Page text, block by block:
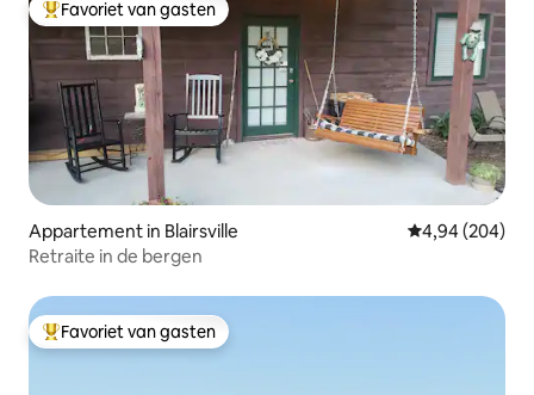
Topfavoriet van gasten
Favoriet van gasten
Appartement in Blairsville Gemiddelde
4,94 (204)
Retraite in de bergen
Topfavoriet van gasten
Favoriet van gasten